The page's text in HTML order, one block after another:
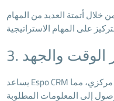
أتمتة العديد من المهام
الوقت والجهد
يساعد Espo CRM في تنظيم البيانات والمعلومات بشكل مركزي، مما